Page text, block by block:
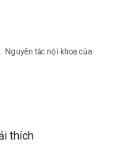
Nguyên tắc nội khoa của
thích